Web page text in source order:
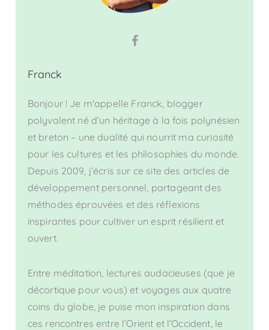
Franck
Bonjour ! Je m'appelle Franck, blogger
polyvalent né d’un héritage à la fois polynésien
et breton – une dualité qui nourrit ma curiosité
pour les cultures et les philosophies du monde.
Depuis 2009, j’écris sur ce site des articles de
développement personnel, partageant des
méthodes éprouvées et des réflexions
inspirantes pour cultiver un esprit résilient et
ouvert.
Entre méditation, lectures audacieuses (que je
décortique pour vous) et voyages aux quatre
coins du globe, je puise mon inspiration dans
ces rencontres entre l’Orient et l’Occident, le